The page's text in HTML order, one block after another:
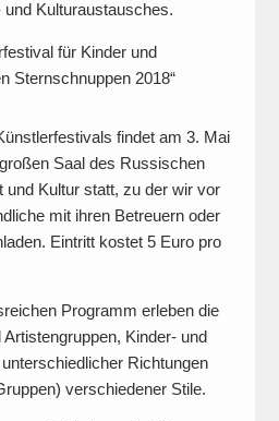
und Kulturaustausches.
für Kinder und
Sternschnuppen 2018“
findet am 3. Mai
Saal des Russischen
und Kultur statt, zu der wir vor
mit ihren Betreuern oder
Eintritt kostet 5 Euro pro
Programm erleben die
Kinder- und
Richtungen
verschiedener Stile.